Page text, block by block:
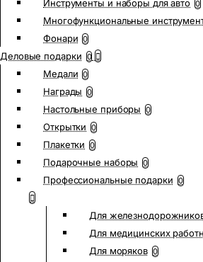
Инструменты и наборы для авто 0
Многофункциональные
Фонари 0
Деловые подарки 0
Медали 0
Награды 0
Настольные приборы 0
Открытки 0
Плакетки 0
Подарочные наборы 0
Профессиональные подарки 0
Для
Для медицинских
Для моряков 0